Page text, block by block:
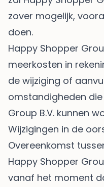
zover mogelijk,
doen.
Happy Shopper
meerkosten in
de wijziging of
omstandigheden
Group B.V. kunnen
Wijzigingen in de
Overeenkomst
Happy Shopper
vanaf het moment